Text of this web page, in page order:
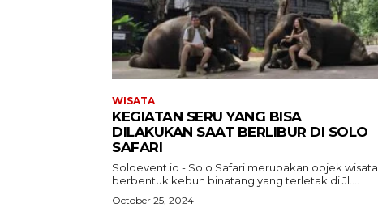
WISATA
KEGIATAN SERU YANG BISA
DILAKUKAN SAAT BERLIBUR DI SOLO
SAFARI
Soloevent.id - Solo Safari merupakan objek wisata
berbentuk kebun binatang yang terletak di Jl....
October 25, 2024